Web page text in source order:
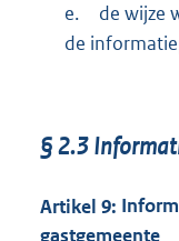
e.
de wijze
de
§ 2.3
Artikel 9:
gastgemeente